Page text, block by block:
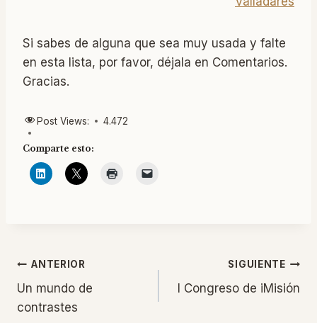
Si sabes de alguna que sea muy usada y falte
en esta lista, por favor, déjala en Comentarios.
Gracias.
Post Views: 4.472
Comparte esto:
Navegación
de
ANTERIOR
Un mundo de
contrastes
SIGUIENTE
I Congreso de iMisión